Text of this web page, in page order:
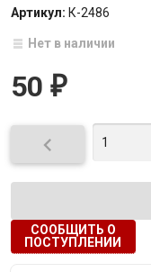
Артикул: К-2486
Нет в наличии
50 ₽

СООБЩИТЬ О
ПОСТУПЛЕНИИ